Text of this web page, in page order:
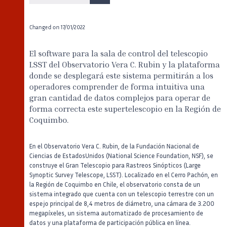
Changed on 17/01/2022
El software para la sala de control del telescopio
LSST del Observatorio Vera C. Rubin y la plataforma
donde se desplegará este sistema permitirán a los
operadores comprender de forma intuitiva una
gran cantidad de datos complejos para operar de
forma correcta este supertelescopio en la Región de
Coquimbo.
En el Observatorio Vera C. Rubin, de la Fundación Nacional de
Ciencias de EstadosUnidos (National Science Foundation, NSF), se
construye el Gran Telescopio para Rastreos Sinópticos (Large
Synoptic Survey Telescope, LSST). Localizado en el Cerro Pachón, en
la Región de Coquimbo en Chile, el observatorio consta de un
sistema integrado que cuenta con un telescopio terrestre con un
espejo principal de 8,4 metros de diámetro, una cámara de 3.200
megapíxeles, un sistema automatizado de procesamiento de
datos y una plataforma de participación pública en línea.